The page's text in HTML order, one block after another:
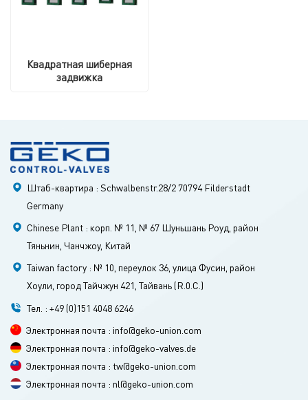
Квадратная шиберная
задвижка
Штаб-квартира : Schwalbenstr.28/2 70794 Filderstadt
Germany
Chinese Plant : корп. № 11, № 67 Шуньшань Роуд, район
Тяньнин, Чанчжоу, Китай
Taiwan factory : № 10, переулок 36, улица Фусин, район
Хоули, город Тайчжун 421, Тайвань (R.0.C.)
Тел. : +49 (0)151 4048 6246
Электронная почта : info@geko-union.com
Электронная почта : info@geko-valves.de
Электронная почта : tw@geko-union.com
Электронная почта : nl@geko-union.com